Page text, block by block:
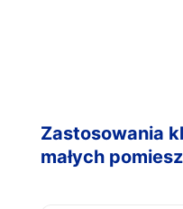
Zastosowania
małych